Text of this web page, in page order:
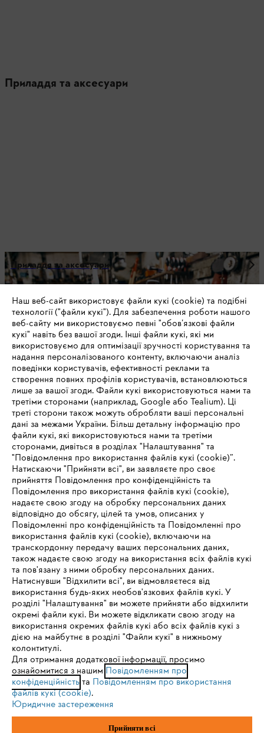
Приладдя та аксесуари
Приладдя та аксесуари
Паливно-мастильні матеріали
Захисний одяг, взуття та аксесуари
Отримуйте останні новини світу STIHL
першими! Підписуйтесь на розсилку новин
IHR BROWSER WIRD NICHT
UNTERSTÜTZT
Sie nutzen einen Browser, den wir noch nicht unterstützen. Für
eine optimale Nutzung unserer Seite empfehlen wir Ihnen, zu
einem der folgenden Browser zu wechseln:
Firefox Chrome
Наш веб-сайт використовує файли кукі (cookie) та подібні
технології ("файли кукі"). Для забезпечення роботи нашого
веб-сайту ми використовуємо певні "обов’язкові файли
кукі" навіть без вашої згоди. Інші файли кукі, які ми
використовуємо для оптимізації зручності користування та
надання персоналізованого контенту, включаючи аналіз
поведінки користувачів, ефективності реклами та
створення повних профілів користувачів, встановлюються
лише за вашої згоди. Файли кукі використовуються нами та
третіми сторонами (наприклад, Google або Tealium). Ці
треті сторони також можуть обробляти ваші персональні
дані за межами України. Більш детальну інформацію про
файли кукі, які використовуються нами та третіми
сторонами, дивіться в розділах "Налаштування" та
"Повідомлення про використання файлів кукі (cookie)”.
Натискаючи "Прийняти всі", ви заявляєте про своє
прийняття Повідомлення про конфіденційність та
Повідомлення про використання файлів кукі (cookie),
надаєте свою згоду на обробку персональних даних
відповідно до обсягу, цілей та умов, описаних у
Повідомленні про конфіденційність та Повідомленні про
використання файлів кукі (cookie), включаючи на
транскордонну передачу ваших персональних даних,
також надаєте свою згоду на використання всіх файлів кукі
та пов'язану з ними обробку персональних даних.
Натиснувши "Відхилити всі", ви відмовляєтеся від
використання будь-яких необов'язкових файлів кукі. У
розділі "Налаштування" ви можете прийняти або відхилити
окремі файли кукі. Ви можете відкликати свою згоду на
використання окремих файлів кукі або всіх файлів кукі з
дією на майбутнє в розділі "Файли кукі" в нижньому
колонтитулі.
Для отримання додаткової інформації, просимо
ознайомитися з нашим Повідомленням про
конфіденційністьта Повідомленням про використання
файлів кукі (cookie).
Юридичне застереження
Прийняти всі